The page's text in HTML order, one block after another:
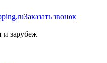
Заказать звонок
и зарубеж